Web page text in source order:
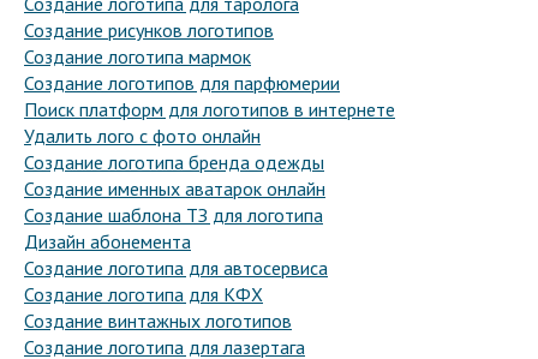
Создание рисунков логотипов
Создание логотипа мармок
Создание логотипов для парфюмерии
Поиск платформ для логотипов в интернете
Удалить лого с фото онлайн
Создание логотипа бренда одежды
Создание именных аватарок онлайн
Создание шаблона ТЗ для логотипа
Дизайн абонемента
Создание логотипа для автосервиса
Создание логотипа для КФХ
Создание винтажных логотипов
Создание логотипа для лазертага